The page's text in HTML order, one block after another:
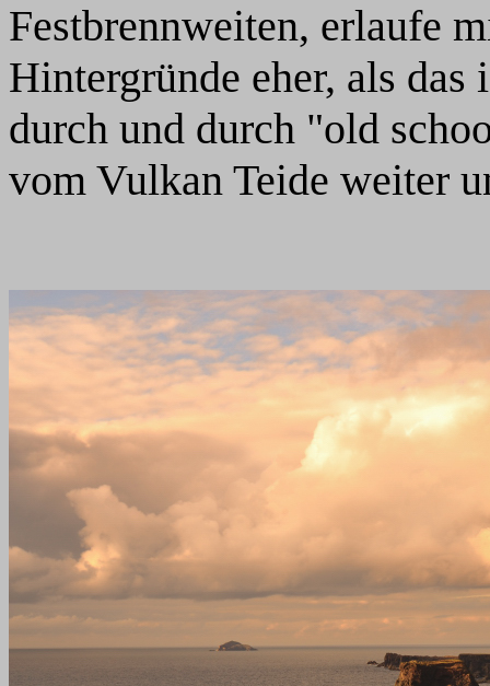
Festbrennweiten, erlaufe
Hintergründe eher, als
durch und durch "old
vom Vulkan Teide weiter